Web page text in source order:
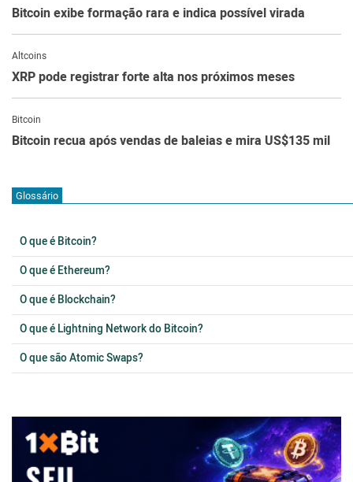
Bitcoin exibe formação rara e indica possível virada
Altcoins
XRP pode registrar forte alta nos próximos meses
Bitcoin
Bitcoin recua após vendas de baleias e mira US$135 mil
Glossário
O que é Bitcoin?
O que é Ethereum?
O que é Blockchain?
O que é Lightning Network do Bitcoin?
O que são Atomic Swaps?